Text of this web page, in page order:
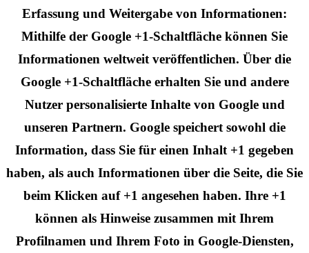
Erfassung und Weitergabe von Informationen:
Mithilfe der Google +1-Schaltfläche können Sie
Informationen weltweit veröffentlichen. Über die
Google +1-Schaltfläche erhalten Sie und andere
Nutzer personalisierte Inhalte von Google und
unseren Partnern. Google speichert sowohl die
Information, dass Sie für einen Inhalt +1 gegeben
haben, als auch Informationen über die Seite, die Sie
beim Klicken auf +1 angesehen haben. Ihre +1
können als Hinweise zusammen mit Ihrem
Profilnamen und Ihrem Foto in Google-Diensten,